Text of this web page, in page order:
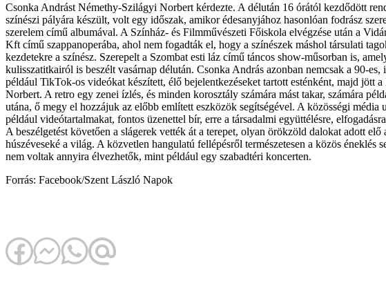
Csonka Andrást Némethy-Szilágyi Norbert kérdezte. A délután 16 órától kezdődött
színészi pályára készült, volt egy időszak, amikor édesanyjához hasonlóan fodrász
szerelem című albumával. A Színház- és Filmművészeti Főiskola elvégzése után a
Kft című szappanoperába, ahol nem fogadták el, hogy a színészek máshol társulati
kezdetekre a színész. Szerepelt a Szombat esti láz című táncos show-műsorban is,
kulisszatitkairól is beszélt vasárnap délután. Csonka András azonban nemcsak a 90-
például TikTok-os videókat készített, élő bejelentkezéseket tartott esténként, majd jött
Norbert. A retro egy zenei ízlés, és minden korosztály számára mást takar, számára
utána, ő megy el hozzájuk az előbb említett eszközök segítségével. A közösségi
például videótartalmakat, fontos üzenettel bír, erre a társadalmi együttélésre,
A beszélgetést követően a slágerek vették át a terepet, olyan örökzöld dalokat adott
húszéveseké a világ. A közvetlen hangulatú fellépésről természetesen a közös
nem voltak annyira élvezhetők, mint például egy szabadtéri koncerten.
Forrás: Facebook/Szent László Napok